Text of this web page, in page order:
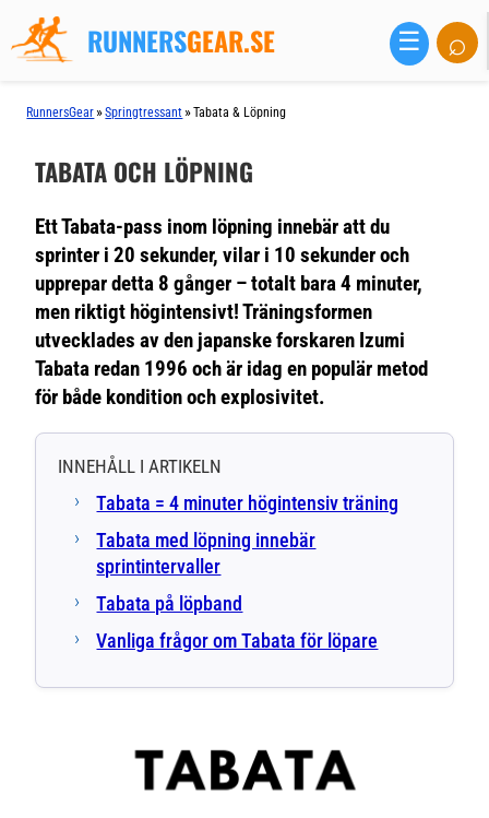
RUNNERSGEAR.SE ☰ ⌕
RunnersGear »Springtressant »Tabata & Löpning
TABATA OCH LÖPNING
Ett Tabata-pass inom löpning innebär att du
sprinter i 20 sekunder, vilar i 10 sekunder och
upprepar detta 8 gånger – totalt bara 4 minuter,
men riktigt högintensivt! Träningsformen
utvecklades av den japanske forskaren Izumi
Tabata redan 1996 och är idag en populär metod
för både kondition och explosivitet.
INNEHÅLL I ARTIKELN
Tabata = 4 minuter högintensiv träning
Tabata med löpning innebär
sprintintervaller
Tabata på löpband
Vanliga frågor om Tabata för löpare